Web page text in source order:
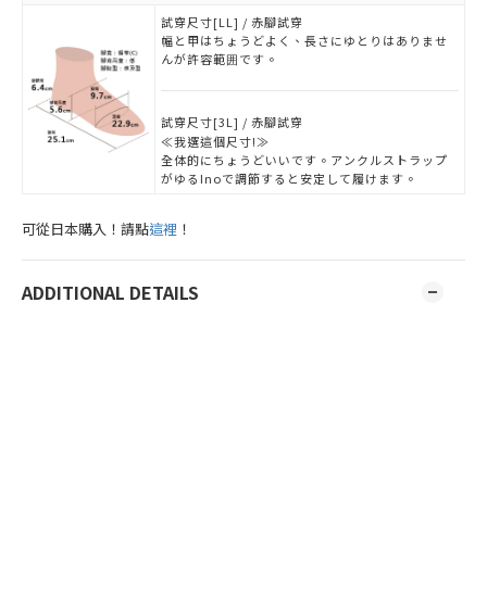
試穿尺寸[LL] / 赤腳試穿
幅と甲はちょうどよく、長さにゆとりはありませ
んが許容範囲です。
試穿尺寸[3L] / 赤腳試穿
≪我選這個尺寸!≫
全体的にちょうどいいです。アンクルストラップ
がゆるInoで調節すると安定して履けます。
可從日本購入！請點這裡 ！
ADDITIONAL DETAILS